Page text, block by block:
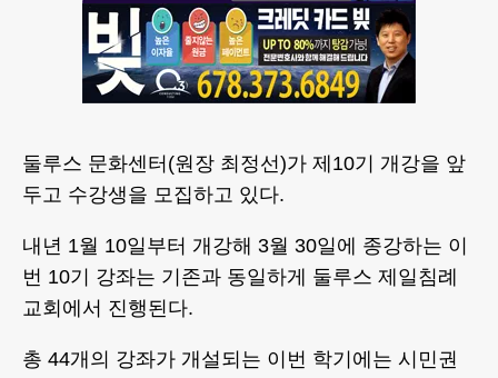
둘루스 문화센터(원장 최정선)가 제10기 개강을 앞
두고 수강생을 모집하고 있다.
내년 1월 10일부터 개강해 3월 30일에 종강하는 이
번 10기 강좌는 기존과 동일하게 둘루스 제일침례
교회에서 진행된다.
총 44개의 강좌가 개설되는 이번 학기에는 시민권